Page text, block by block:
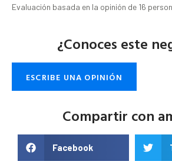
Evaluación basada en la opinión de 16
¿Conoces este
ESCRIBE UNA OPINIÓN
Compartir con
Facebook